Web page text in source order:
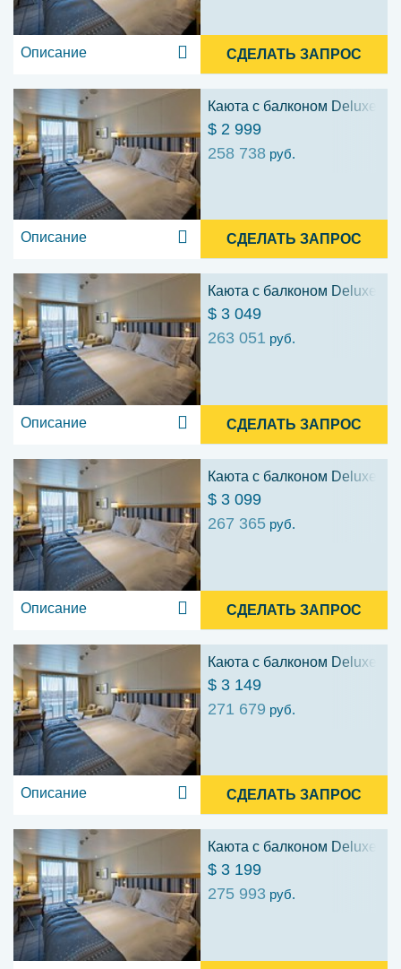
Описание СДЕЛАТЬ ЗАПРОС
Каюта с балконом Deluxe
$ 2 999
258 738 руб.
Описание СДЕЛАТЬ ЗАПРОС
Каюта с балконом Deluxe
$ 3 049
263 051 руб.
Описание СДЕЛАТЬ ЗАПРОС
Каюта с балконом Deluxe
$ 3 099
267 365 руб.
Описание СДЕЛАТЬ ЗАПРОС
Каюта с балконом Deluxe
$ 3 149
271 679 руб.
Описание СДЕЛАТЬ ЗАПРОС
Каюта с балконом Deluxe
$ 3 199
275 993 руб.